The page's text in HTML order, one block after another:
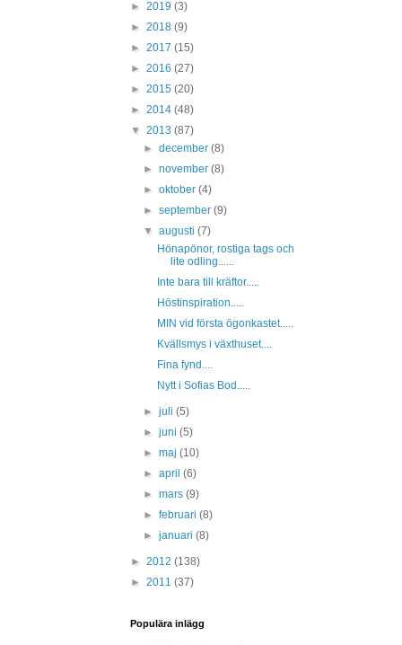
► 2019 (3)
► 2018 (9)
► 2017 (15)
► 2016 (27)
► 2015 (20)
► 2014 (48)
▼ 2013 (87)
►december(8)
►november(8)
►oktober(4)
►september(9)
▼augusti(7)
Hönapönor, rostiga tags och
lite odling......
Inte bara till kräftor.....
Höstinspiration.....
MIN vid första ögonkastet.....
Kvällsmys i växthuset....
Fina fynd....
Nytt i Sofias Bod.....
►juli(5)
►juni(5)
►maj(10)
►april(6)
►mars(9)
►februari(8)
►januari(8)
► 2012 (138)
► 2011 (37)
Populära inlägg